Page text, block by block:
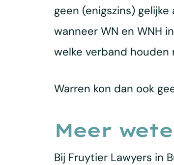
geen (enigszins)
wanneer WN en WNH
welke verband
Warren kon dan ook
Meer
Bij Fruytier Lawyers in